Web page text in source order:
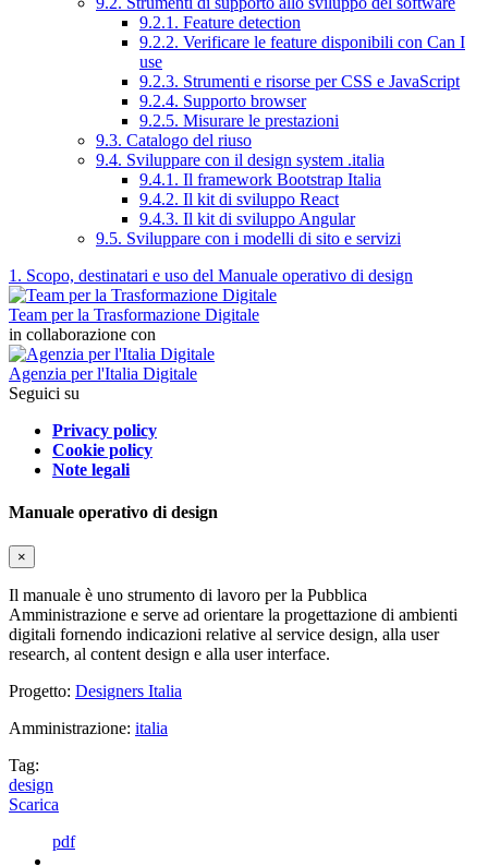
9.2.1. Feature detection
9.2.2. Verificare le feature disponibili con Can I
use
9.2.3. Strumenti e risorse per CSS e JavaScript
9.2.4. Supporto browser
9.2.5. Misurare le prestazioni
9.3. Catalogo del riuso
9.4. Sviluppare con il design system .italia
9.4.1. Il framework Bootstrap Italia
9.4.2. Il kit di sviluppo React
9.4.3. Il kit di sviluppo Angular
9.5. Sviluppare con i modelli di sito e servizi
1. Scopo, destinatari e uso del Manuale operativo di design
Team per la Trasformazione Digitale
in collaborazione con
Agenzia per l'Italia Digitale
Seguici su
Privacy policy
Cookie policy
Note legali
Manuale operativo di design
×
Il manuale è uno strumento di lavoro per la Pubblica
Amministrazione e serve ad orientare la progettazione di ambienti
digitali fornendo indicazioni relative al service design, alla user
research, al content design e alla user interface.
Progetto: Designers Italia
Amministrazione: italia
Tag:
design
Scarica
pdf